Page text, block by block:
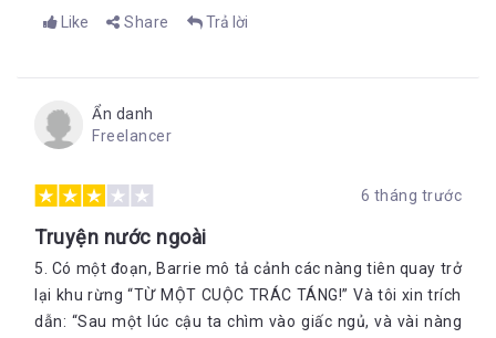
Like Share Trả lời
Ẩn danh
Freelancer
6 tháng trước
Truyện nước ngoài
5. Có một đoạn, Barrie mô tả cảnh các nàng tiên quay trở
lại khu rừng “TỪ MỘT CUỘC TRÁC TÁNG!” Và tôi xin trích
dẫn: “Sau một lúc cậu ta chìm vào giấc ngủ, và vài nàng